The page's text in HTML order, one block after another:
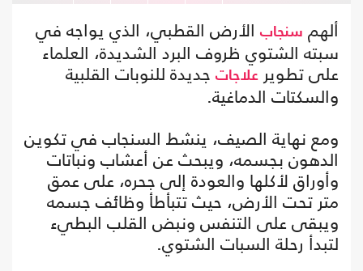
ألهم سنجاب الأرض القطبي، الذي يواجه في
سبته الشتوي ظروف البرد الشديدة، العلماء
على تطوير علاجات جديدة للنوبات القلبية
والسكتات الدماغية.
ومع نهاية الصيف، ينشط السنجاب في تكوين
الدهون بجسمه، ويبحث عن أعشاب ونباتات
وأوراق لأكلها والعودة إلى جحره، على عمق
متر تحت الأرض، حيث تتبأطأ وظائف جسمه
ويبقى على التنفس ونبض القلب البطيء
لتبدأ رحلة السبات الشتوي.